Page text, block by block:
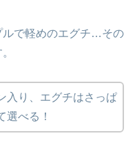
ルで軽めのエグチ…その
入り、エグチはさっぱ
選べる！